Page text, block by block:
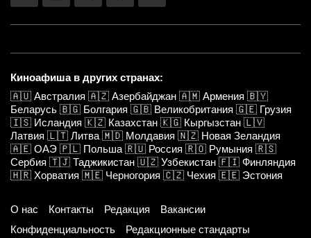
Киноафиша в других странах:
🇦🇺 Австралия 🇦🇿 Азербайджан 🇦🇲 Армения 🇧🇾
Беларусь 🇧🇬 Болгария 🇬🇧 Великобритания 🇬🇪 Грузия
🇮🇸 Исландия 🇰🇿 Казахстан 🇰🇬 Кыргызстан 🇱🇻
Латвия 🇱🇹 Литва 🇲🇩 Молдавия 🇳🇿 Новая Зеландия
🇦🇪 ОАЭ 🇵🇱 Польша 🇷🇺 Россия 🇷🇴 Румыния 🇷🇸
Сербия 🇹🇯 Таджикистан 🇺🇿 Узбекистан 🇫🇮 Финляндия
🇭🇷 Хорватия 🇲🇪 Черногория 🇨🇿 Чехия 🇪🇪 Эстония
О нас Контакты Редакция
Вакансии
Конфиденциальность
Редакционные стандарты